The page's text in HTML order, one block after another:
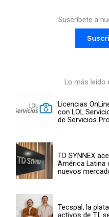
Suscríbete a
Lo más leído
Licencias
con LOL
de Servicios
TD SYNNEX
América Latina
nuevos
Tecspal, la
activos de TI,